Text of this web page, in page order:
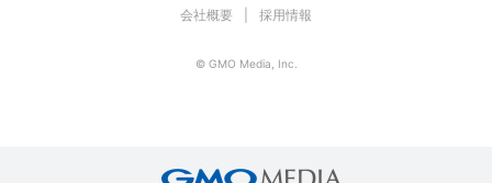
会社概要 採用情報
© GMO Media, Inc.